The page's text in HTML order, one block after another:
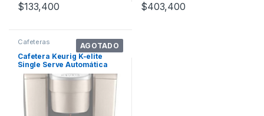
$133,400 $403,400
AGOTADO
Cafeteras
Cafetera Keurig K-elite
Single Serve Automática
Brushed Gold Para Cápsulas
Monodosis 110v